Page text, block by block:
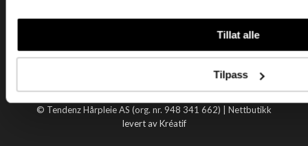
Tillat alle
Tilpass
Om oss
Handle hos oss
© Tendenz Hårpleie AS (org. nr. 948 341 662) | Nettbutikk
levert av Kréatif